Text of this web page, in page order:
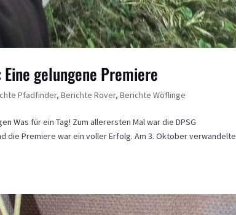
gelungene Premiere
Pfadfinder,Berichte Rover,Berichte Wöflinge
Was für ein Tag! Zum allerersten Mal war die DPSG
die Premiere war ein voller Erfolg. Am 3. Oktober verwandelte